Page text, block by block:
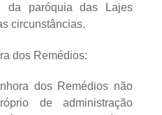
da paróquia das Lajes
circunstâncias.
dos Remédios:
dos Remédios não
de administração